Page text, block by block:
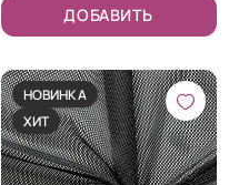
ДОБАВИТЬ
НОВИНКА
ХИТ